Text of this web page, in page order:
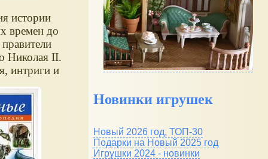
истории
времен до
Николая II.
интриги и
герои и
на
Новинки игрушек
Новый 2026 год, ТОП-30
Подарки на Новый 2025 год
Игрушки 2024 - новинки